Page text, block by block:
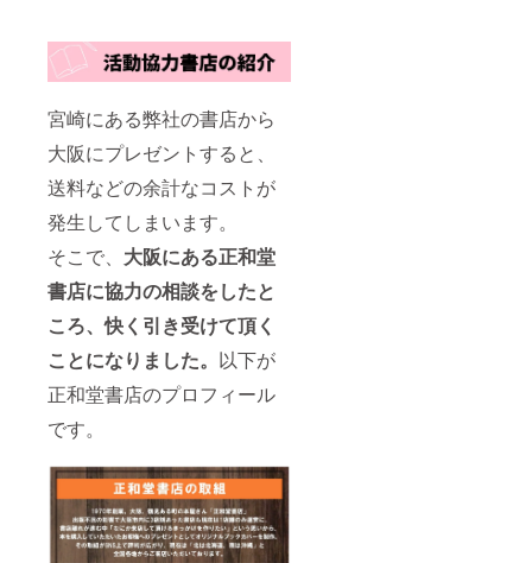
宮崎にある弊社の書店から
大阪にプレゼントすると、
送料などの余計なコストが
発生してしまいます。
そこで、 大阪にある正和堂
書店に協力の相談をしたと
ころ、快く引き受けて頂く
ことになりました。 以下が
正和堂書店のプロフィール
です。